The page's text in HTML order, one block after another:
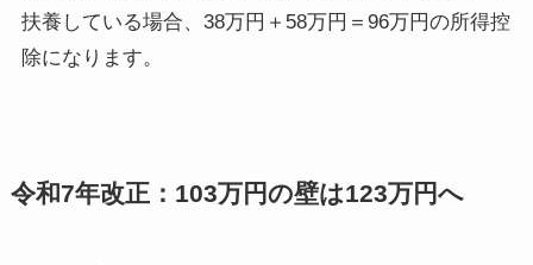
扶養している場合、38万円＋58万円＝96万円の所得控
除になります。
令和7年改正：103万円の壁は123万円へ